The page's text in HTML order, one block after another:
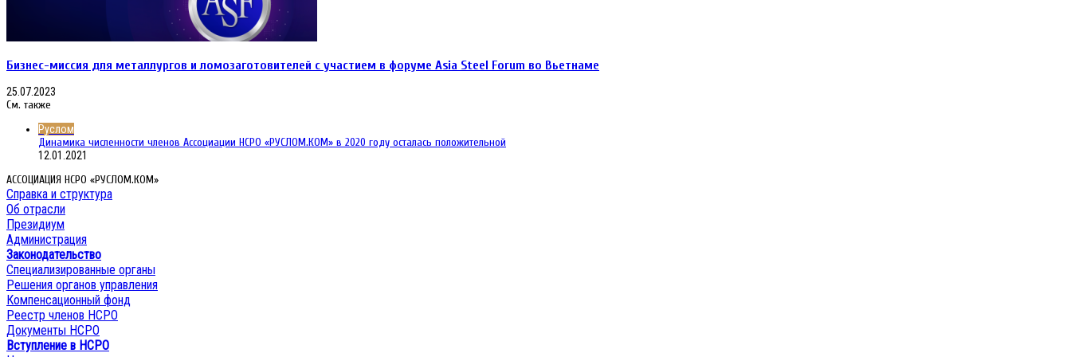
Бизнес-миссия для металлургов и ломозаготовителей с участием в форуме Asia Steel Forum во Вьетнаме
25.07.2023
См. также
Руслом
Динамика численности членов Ассоциации НСРО «РУСЛОМ.КОМ» в 2020 году осталась положительной
12.01.2021
АССОЦИАЦИЯ НСРО «РУСЛОМ.КОМ»
Справка и структура
Об отрасли
Президиум
Администрация
Законодательство
Специализированные органы
Решения органов управления
Компенсационный фонд
Реестр членов НСРО
Документы НСРО
Вступление в НСРО